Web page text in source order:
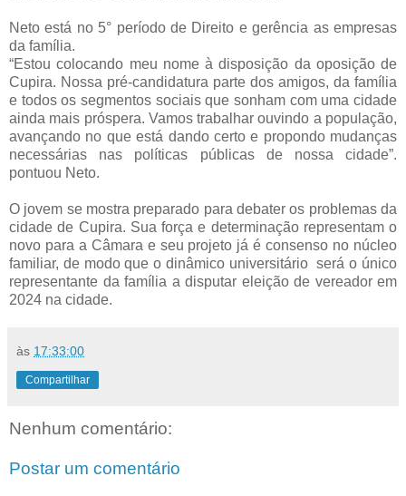
Neto está no 5° período de Direito e gerência as empresas
da família.
“Estou colocando meu nome à disposição da oposição de
Cupira. Nossa pré-candidatura parte dos amigos, da família
e todos os segmentos sociais que sonham com uma cidade
ainda mais próspera. Vamos trabalhar ouvindo a população,
avançando no que está dando certo e propondo mudanças
necessárias nas políticas públicas de nossa cidade”.
pontuou Neto.
O jovem se mostra preparado para debater os problemas da
cidade de Cupira. Sua força e determinação representam o
novo para a Câmara e seu projeto já é consenso no núcleo
familiar, de modo que o dinâmico universitário será o único
representante da família a disputar eleição de vereador em
2024 na cidade.
às 17:33:00
Compartilhar
Nenhum comentário:
Postar um comentário